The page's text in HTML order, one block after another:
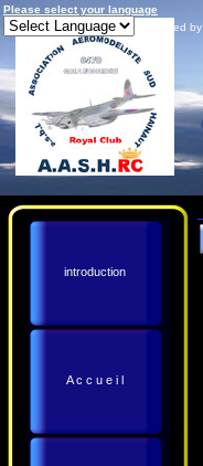
Please select your language
Powered by
introduction
A c c u e i l